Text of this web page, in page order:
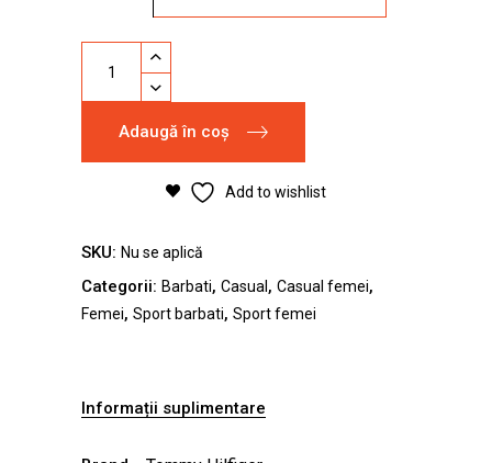
casual
Tommy
Hilfiger
Adaugă în coș
Add to wishlist
SKU: Nu se aplică
Categorii: Barbati, Casual , Casual femei,
Femei, Sport barbati, Sport femei
Informații suplimentare